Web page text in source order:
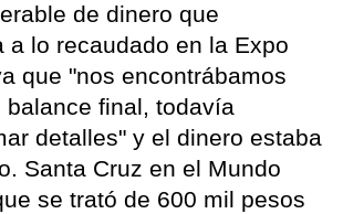
de dinero que
a lo recaudado en la Expo
que "nos encontrábamos
balance final, todavía
detalles" y el dinero estaba
Santa Cruz en el Mundo
se trató de 600 mil pesos